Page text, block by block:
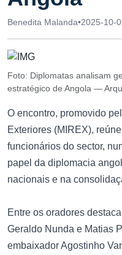
Benedita Malanda•2025-10-
Foto: Diplomatas analisam
estratégico de Angola —
O encontro, promovido
Exteriores (MIREX),
funcionários do sector,
papel da diplomacia
nacionais e na
Entre os oradores
Geraldo Nunda e Matias
embaixador Agostinho